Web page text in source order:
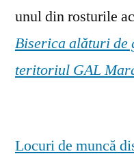
unul din rosturile
Biserica alături de
teritoriul GAL
Locuri de muncă